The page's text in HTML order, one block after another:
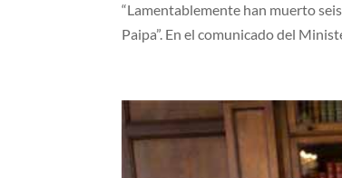
“Lamentablemente han muerto
Paipa”. En el comunicado del